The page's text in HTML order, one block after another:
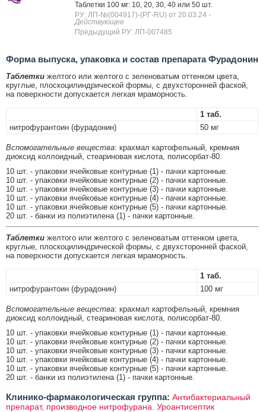
Таблетки 100 мг: 10, 20, 30, 40 или 50 шт.
РУ: ЛП-№(004917)-(РГ-RU) от 20.03.24 -
Действующее
Предыдущий РУ: ЛП-007485
Форма выпуска, упаковка и состав препарата Фурадонин
Таблетки желтого или желтого с зеленоватым оттенком цвета,
круглые, плоскоцилиндрической формы, с двухсторонней фаской,
на поверхности допускается легкая мраморность.
1 таб.
нитрофурантоин (фурадонин)
50 мг
Вспомогательные вещества: крахмал картофельный, кремния
диоксид коллоидный, стеариновая кислота, полисорбат-80.
10 шт. - упаковки ячейковые контурные (1) - пачки картонные.
10 шт. - упаковки ячейковые контурные (2) - пачки картонные.
10 шт. - упаковки ячейковые контурные (3) - пачки картонные.
10 шт. - упаковки ячейковые контурные (4) - пачки картонные.
10 шт. - упаковки ячейковые контурные (5) - пачки картонные.
20 шт. - банки из полиэтилена (1) - пачки картонные.
Таблетки желтого или желтого с зеленоватым оттенком цвета,
круглые, плоскоцилиндрической формы, с двухсторонней фаской,
на поверхности допускается легкая мраморность.
1 таб.
нитрофурантоин (фурадонин)
100 мг
Вспомогательные вещества: крахмал картофельный, кремния
диоксид коллоидный, стеариновая кислота, полисорбат-80.
10 шт. - упаковки ячейковые контурные (1) - пачки картонные.
10 шт. - упаковки ячейковые контурные (2) - пачки картонные.
10 шт. - упаковки ячейковые контурные (3) - пачки картонные.
10 шт. - упаковки ячейковые контурные (4) - пачки картонные.
10 шт. - упаковки ячейковые контурные (5) - пачки картонные.
20 шт. - банки из полиэтилена (1) - пачки картонные.
Клинико-фармакологическая группа: Антибактериальный
препарат, производное нитрофурана. Уроантисептик